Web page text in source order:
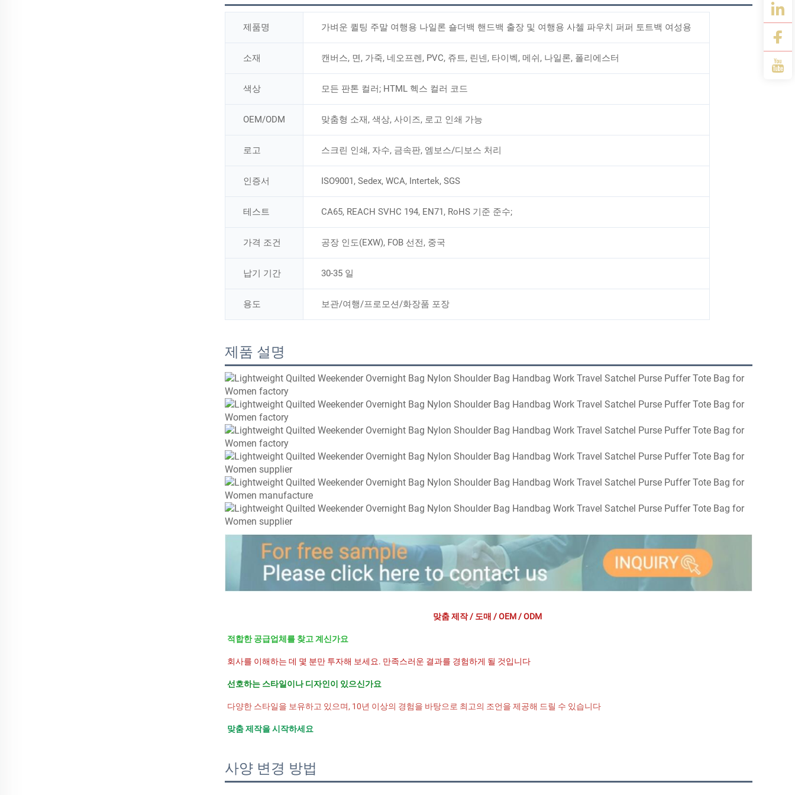
제품명 가벼운 퀼팅 주말 여행용 나일론 숄더백 핸드백 출장 및 여행용 사첼 파우치 퍼퍼 토트백 여성용
소재 캔버스, 면, 가죽, 네오프렌, PVC, 쥬트, 린넨, 타이벡, 메쉬, 나일론, 폴리에스터
색상 모든 판톤 컬러; HTML 헥스 컬러 코드
OEM/ODM 맞춤형 소재, 색상, 사이즈, 로고 인쇄 가능
로고 스크린 인쇄, 자수, 금속판, 엠보스/디보스 처리
인증서 ISO9001, Sedex, WCA, Intertek, SGS
테스트 CA65, REACH SVHC 194, EN71, RoHS 기준 준수;
가격 조건 공장 인도(EXW), FOB 선전, 중국
납기 기간 30-35 일
용도 보관/여행/프로모션/화장품 포장
제품 설명
맞춤 제작 / 도매 / OEM / ODM
적합한 공급업체를 찾고 계신가요
회사를 이해하는 데 몇 분만 투자해 보세요. 만족스러운 결과를 경험하게 될 것입니다
선호하는 스타일이나 디자인이 있으신가요
다양한 스타일을 보유하고 있으며, 10년 이상의 경험을 바탕으로 최고의 조언을 제공해 드릴 수 있습니다
맞춤 제작을 시작하세요
사양 변경 방법